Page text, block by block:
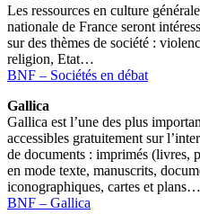
Les ressources en culture
nationale de France seront
sur des thèmes de société :
religion, Etat…
BNF – Sociétés en débat
Gallica
Gallica est l’une des plus
accessibles gratuitement sur
de documents : imprimés (livres,
en mode texte, manuscrits,
iconographiques, cartes et plans…
BNF – Gallica